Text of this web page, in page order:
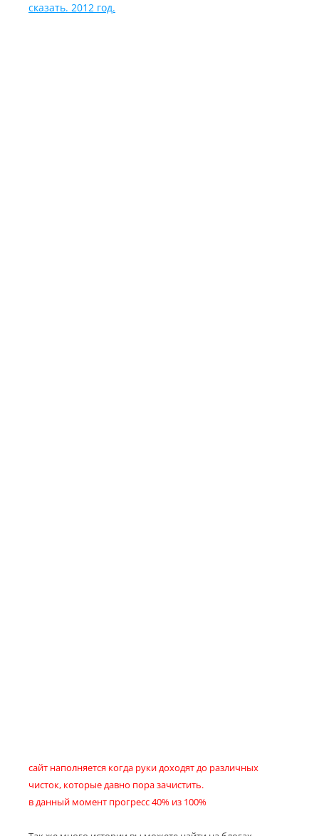
сказать. 2012 год.
сайт наполняется когда руки доходят до различных
чисток, которые давно пора зачистить.
в данный момент прогресс 40% из 100%